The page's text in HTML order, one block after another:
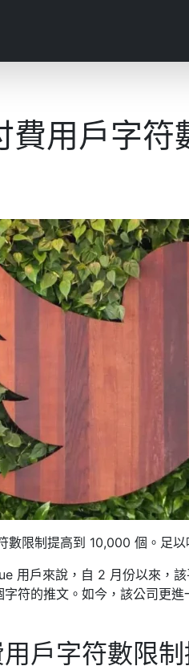
用戶字符
限制提高到 10,000 個。足
用戶來說，自 2 月份以來，
符的推文。如今，該公司更
戶字符數限